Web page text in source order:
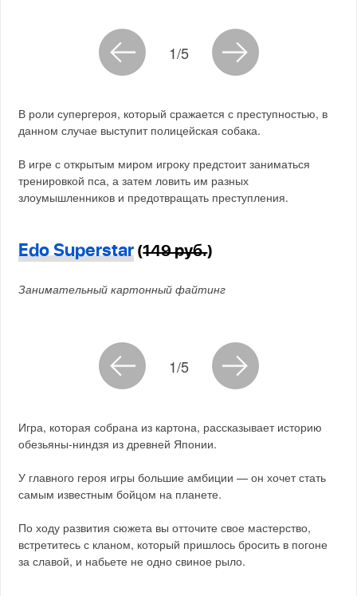
1/5
В роли супергероя, который сражается с преступностью, в
данном случае выступит полицейская собака.
В игре с открытым миром игроку предстоит заниматься
тренировкой пса, а затем ловить им разных
злоумышленников и предотвращать преступления.
Edo Superstar (149 руб.)
Занимательный картонный файтинг
1/5
Игра, которая собрана из картона, рассказывает историю
обезьяны-ниндзя из древней Японии.
У главного героя игры большие амбиции — он хочет стать
самым известным бойцом на планете.
По ходу развития сюжета вы отточите свое мастерство,
встретитесь с кланом, который пришлось бросить в погоне
за славой, и набьете не одно свиное рыло.